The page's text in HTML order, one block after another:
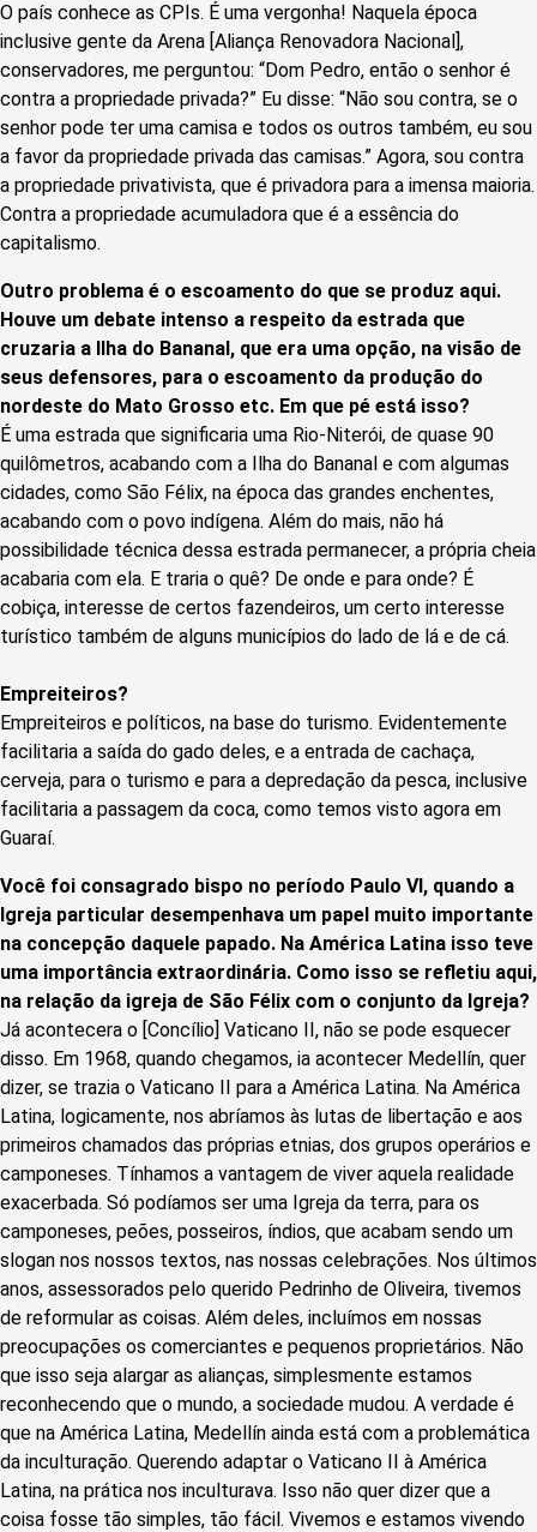
O país conhece as CPIs. É uma vergonha! Naquela época
inclusive gente da Arena [Aliança Renovadora Nacional],
conservadores, me perguntou: “Dom Pedro, então o senhor é
contra a propriedade privada?” Eu disse: “Não sou contra, se o
senhor pode ter uma camisa e todos os outros também, eu sou
a favor da propriedade privada das camisas.” Agora, sou contra
a propriedade privativista, que é privadora para a imensa maioria.
Contra a propriedade acumuladora que é a essência do
capitalismo.
Outro problema é o escoamento do que se produz aqui.
Houve um debate intenso a respeito da estrada que
cruzaria a Ilha do Bananal, que era uma opção, na visão de
seus defensores, para o escoamento da produção do
nordeste do Mato Grosso etc. Em que pé está isso?
É uma estrada que significaria uma Rio-Niterói, de quase 90
quilômetros, acabando com a Ilha do Bananal e com algumas
cidades, como São Félix, na época das grandes enchentes,
acabando com o povo indígena. Além do mais, não há
possibilidade técnica dessa estrada permanecer, a própria cheia
acabaria com ela. E traria o quê? De onde e para onde? É
cobiça, interesse de certos fazendeiros, um certo interesse
turístico também de alguns municípios do lado de lá e de cá.
Empreiteiros?
Empreiteiros e políticos, na base do turismo. Evidentemente
facilitaria a saída do gado deles, e a entrada de cachaça,
cerveja, para o turismo e para a depredação da pesca, inclusive
facilitaria a passagem da coca, como temos visto agora em
Guaraí.
Você foi consagrado bispo no período Paulo VI, quando a
Igreja particular desempenhava um papel muito importante
na concepção daquele papado. Na América Latina isso teve
uma importância extraordinária. Como isso se refletiu aqui,
na relação da igreja de São Félix com o conjunto da Igreja?
Já acontecera o [Concílio] Vaticano II, não se pode esquecer
disso. Em 1968, quando chegamos, ia acontecer Medellín, quer
dizer, se trazia o Vaticano II para a América Latina. Na América
Latina, logicamente, nos abríamos às lutas de libertação e aos
primeiros chamados das próprias etnias, dos grupos operários e
camponeses. Tínhamos a vantagem de viver aquela realidade
exacerbada. Só podíamos ser uma Igreja da terra, para os
camponeses, peões, posseiros, índios, que acabam sendo um
slogan nos nossos textos, nas nossas celebrações. Nos últimos
anos, assessorados pelo querido Pedrinho de Oliveira, tivemos
de reformular as coisas. Além deles, incluímos em nossas
preocupações os comerciantes e pequenos proprietários. Não
que isso seja alargar as alianças, simplesmente estamos
reconhecendo que o mundo, a sociedade mudou. A verdade é
que na América Latina, Medellín ainda está com a problemática
da inculturação. Querendo adaptar o Vaticano II à América
Latina, na prática nos inculturava. Isso não quer dizer que a
coisa fosse tão simples, tão fácil. Vivemos e estamos vivendo